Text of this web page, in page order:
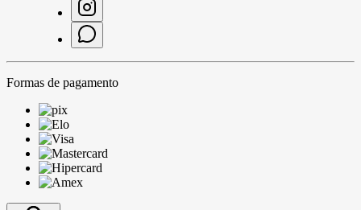
Formas de pagamento